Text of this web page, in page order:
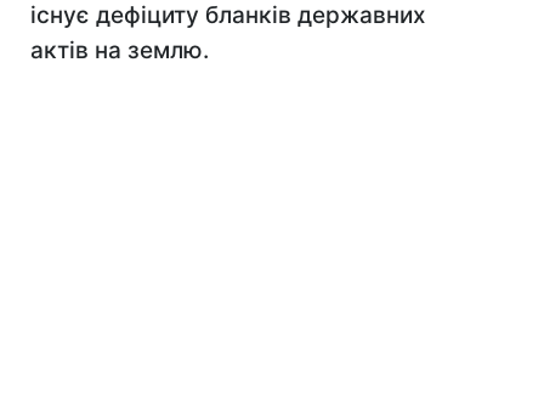
існує дефіциту бланків державних
актів на землю.